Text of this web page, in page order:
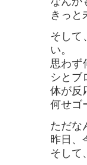
きっと
そして
い。
思わず
シとブ
体が反
何せゴ
ただな
昨日、
そして